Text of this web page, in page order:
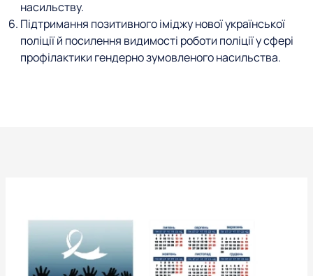
насильству.
Підтримання позитивного іміджу нової української
поліції й посилення видимості роботи поліції у сфері
профілактики гендерно зумовленого насильства.